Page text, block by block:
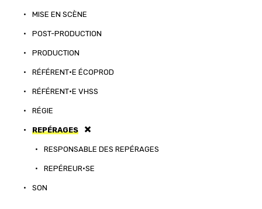
• MISE EN SCÈNE
• POST-PRODUCTION
• PRODUCTION
• RÉFÉRENT·E ÉCOPROD
• RÉFÉRENT·E VHSS
• RÉGIE
• REPÉRAGES
• RESPONSABLE DES REPÉRAGES
• REPÉREUR·SE
• SON